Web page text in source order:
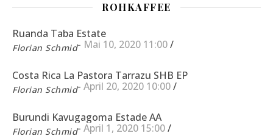
ROHKAFFEE
Ruanda Taba Estate
- Mai 10, 2020 11:00/
Florian Schmid
Costa Rica La Pastora Tarrazu SHB EP
- April 20, 2020 10:00/
Florian Schmid
Burundi Kavugagoma Estade AA
- April 1, 2020 15:00/
Florian Schmid